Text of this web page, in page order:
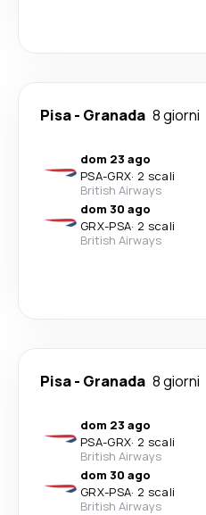
Pisa- Granada 8 giorni
dom 23 ago
PSA-GRX· 2 scali
British Airways
dom 30 ago
GRX-PSA· 2 scali
British Airways
Pisa- Granada 8 giorni
dom 23 ago
PSA-GRX· 2 scali
British Airways
dom 30 ago
GRX-PSA· 2 scali
British Airways